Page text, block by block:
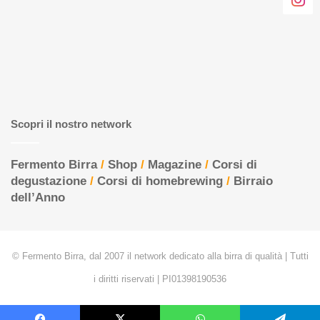
Scopri il nostro network
Fermento Birra/ Shop / Magazine / Corsi di
degustazione / Corsi di homebrewing / Birraio
dell’Anno
© Fermento Birra, dal 2007 il network dedicato alla birra di qualità | Tutti
i diritti riservati | PI01398190536